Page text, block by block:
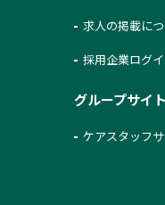
求人の掲載に
採用企業ログ
グループサイト
ケアスタッフ